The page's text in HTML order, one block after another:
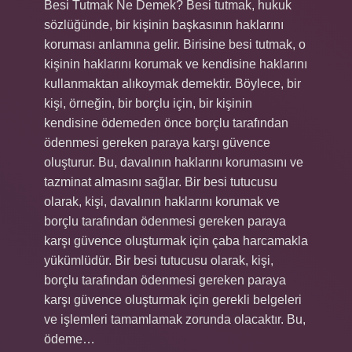
Besi Tutmak Ne Demek? Besi tutmak, hukuk
sözlüğünde, bir kişinin başkasının haklarını
koruması anlamına gelir. Birisine besi tutmak, o
kişinin haklarını korumak ve kendisine haklarını
kullanmaktan alıkoymak demektir. Böylece, bir
kişi, örneğin, bir borçlu için, bir kişinin
kendisine ödemeden önce borçlu tarafından
ödenmesi gereken paraya karşı güvence
oluşturur. Bu, davalının haklarını korumasını ve
tazminat almasını sağlar. Bir besi tutucusu
olarak, kişi, davalının haklarını korumak ve
borçlu tarafından ödenmesi gereken paraya
karşı güvence oluşturmak için çaba harcamakla
yükümlüdür. Bir besi tutucusu olarak, kişi,
borçlu tarafından ödenmesi gereken paraya
karşı güvence oluşturmak için gerekli belgeleri
ve işlemleri tamamlamak zorunda olacaktır. Bu,
ödeme…